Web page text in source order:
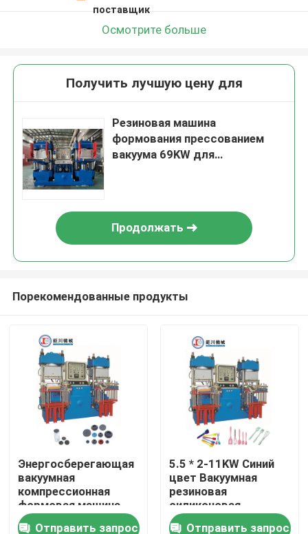
Дома
О Компании
Контакты
поставщик
Осмотрите больше
Получить лучшую цену для
Резиновая машина
формования прессованием
вакуума 69KW для
Продолжать
Порекомендованные продукты
Энергосберегающая
вакуумная
компрессионная
формовая машина
для изготовления
Отправить запрос
5.5 * 2-11KW Синий
цвет Вакуумная
резиновая
силиконовая
прессовая машина
Отправить запрос